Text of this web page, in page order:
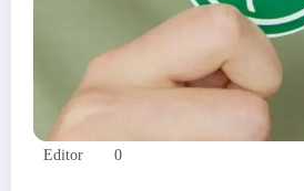
Editor 0